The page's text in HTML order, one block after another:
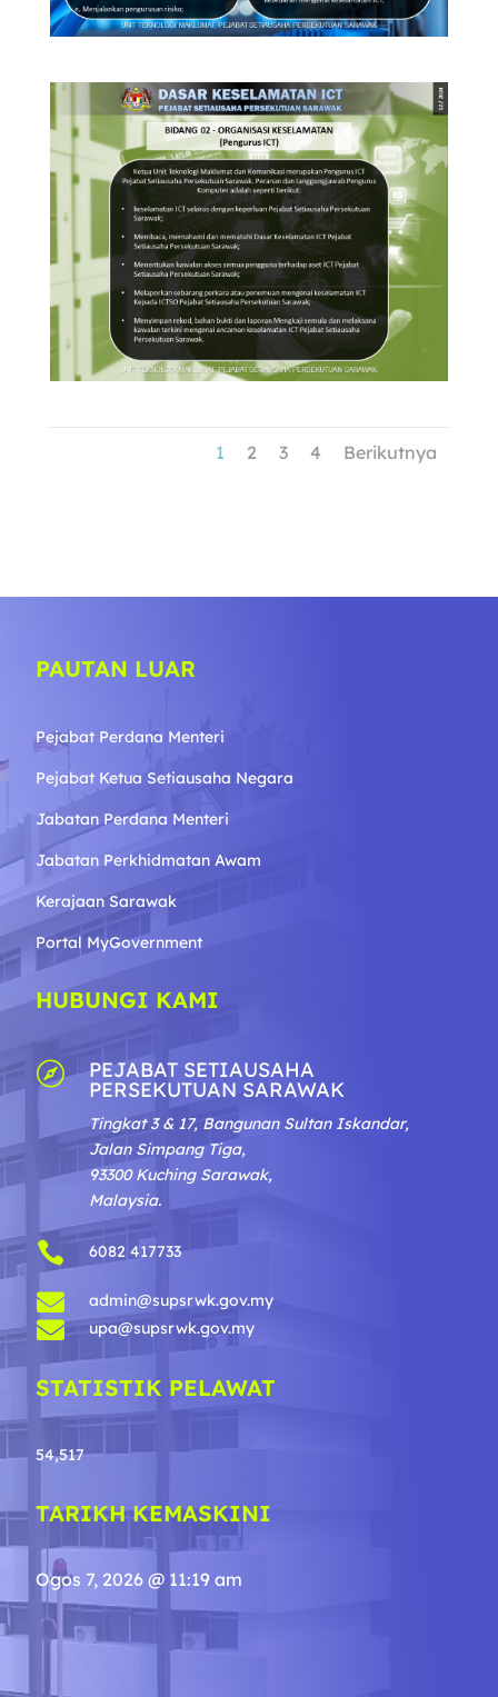
1 2 3 4 Berikutnya
PAUTAN LUAR
Pejabat Perdana Menteri
Pejabat Ketua Setiausaha Negara
Jabatan Perdana Menteri
Jabatan Perkhidmatan Awam
Kerajaan Sarawak
Portal MyGovernment
HUBUNGI KAMI
 PEJABAT SETIAUSAHA
PERSEKUTUAN SARAWAK
Tingkat 3 & 17, Bangunan Sultan Iskandar,
Jalan Simpang Tiga,
93300 Kuching Sarawak,
Malaysia.
 6082 417733
 admin@supsrwk.gov.my
 upa@supsrwk.gov.my
STATISTIK PELAWAT
54,517
TARIKH KEMASKINI
Ogos 7, 2026 @ 11:19 am